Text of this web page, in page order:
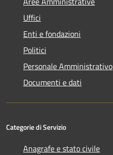
Uffici
Enti e fondazioni
Politici
Personale Amministrativo
Documenti e dati
Categorie di Servizio
Anagrafe e stato civile